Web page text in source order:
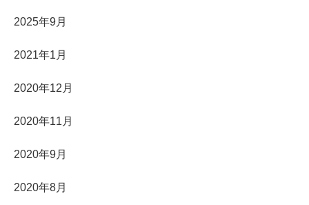
2025年9月
2021年1月
2020年12月
2020年11月
2020年9月
2020年8月